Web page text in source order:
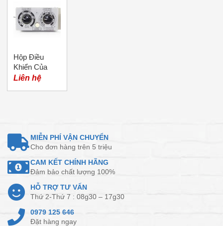
Hộp Điều
Khiển Của
Đầu Cấp Dây
Liên hệ
MIỄN PHÍ VẬN CHUYỂN
Cho đơn hàng trên 5 triệu
CAM KẾT CHÍNH HÃNG
Đảm bảo chất lượng 100%
HỖ TRỢ TƯ VẤN
Thứ 2-Thứ 7 : 08g30 – 17g30
0979 125 646
Đặt hàng ngay